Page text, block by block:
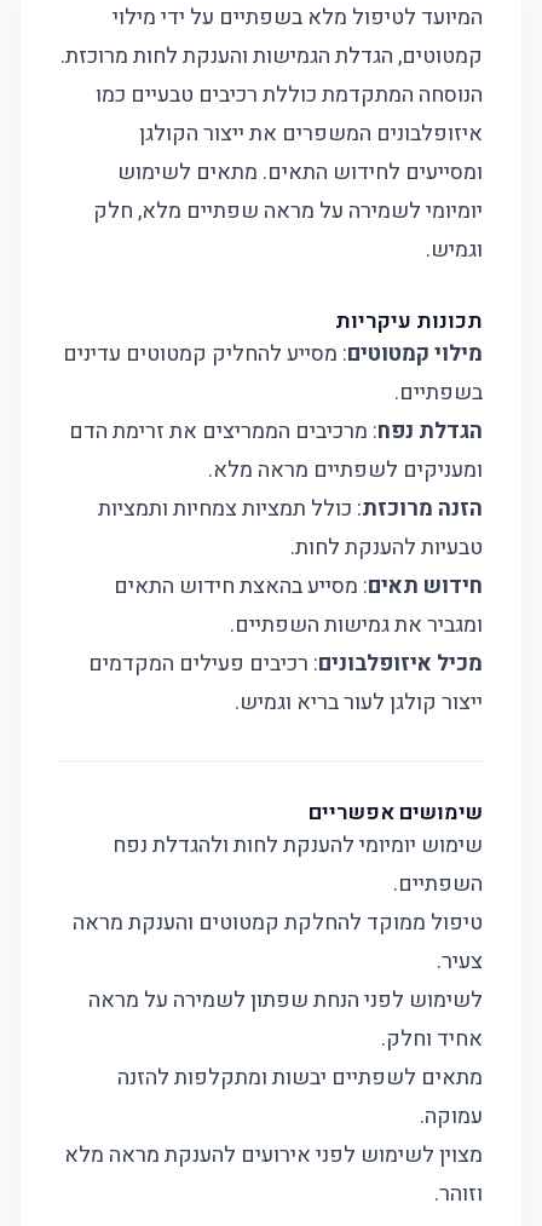
המיועד לטיפול מלא בשפתיים על ידי מילוי
קמטוטים, הגדלת הגמישות והענקת לחות מרוכזת.
הנוסחה המתקדמת כוללת רכיבים טבעיים כמו
איזופלבונים המשפרים את ייצור הקולגן
ומסייעים לחידוש התאים. מתאים לשימוש
יומיומי לשמירה על מראה שפתיים מלא, חלק
וגמיש.
תכונות עיקריות
מילוי קמטוטים: מסייע להחליק קמטוטים עדינים
בשפתיים.
הגדלת נפח: מרכיבים הממריצים את זרימת הדם
ומעניקים לשפתיים מראה מלא.
הזנה מרוכזת: כולל תמציות צמחיות ותמציות
טבעיות להענקת לחות.
חידוש תאים: מסייע בהאצת חידוש התאים
ומגביר את גמישות השפתיים.
מכיל איזופלבונים: רכיבים פעילים המקדמים
ייצור קולגן לעור בריא וגמיש.
שימושים אפשריים
שימוש יומיומי להענקת לחות ולהגדלת נפח
השפתיים.
טיפול ממוקד להחלקת קמטוטים והענקת מראה
צעיר.
לשימוש לפני הנחת שפתון לשמירה על מראה
אחיד וחלק.
מתאים לשפתיים יבשות ומתקלפות להזנה
עמוקה.
מצוין לשימוש לפני אירועים להענקת מראה מלא
וזוהר.